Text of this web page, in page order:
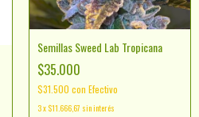
Semillas Sweed Lab Tropicana
$35.000
$31.500 con Efectivo
3x $11.666,67 sin interés